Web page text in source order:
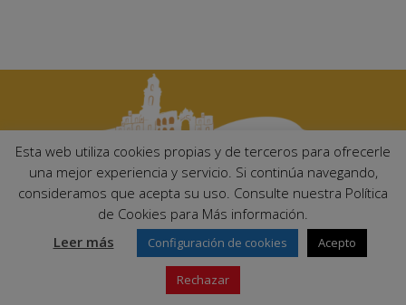
Ayuntamiento de Palma del Río. Plaza Mayor de Andalucía, 1 C.P:
14700 – Palma del Río (Córdoba)
Email:
ayuntamiento@palmadelrio.es
Teléfono: 957 71 02 44 | Fax: 957 64 47 39
Esta web utiliza cookies propias y de terceros para ofrecerle
una mejor experiencia y servicio. Si continúa navegando,
consideramos que acepta su uso. Consulte nuestra Política
de Cookies para Más información.
Leer más
Configuración de cookies Acepto
Rechazar